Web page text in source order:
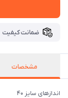
ضمانت کیفیت
مشخصات
اندازهای سایز ۴۰